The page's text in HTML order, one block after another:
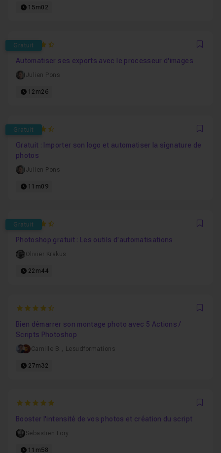
15m02
Gratuit
4.6666666666667
Automatiser ses exports avec le processeur d'images
Julien Pons
12m26
Gratuit
4.75
Gratuit : Importer son logo et automatiser la signature de
photos
Julien Pons
11m09
Gratuit
4.3571428571429
Photoshop gratuit : Les outils d'automatisations
Olivier Krakus
22m44
4.9
Bien démarrer son montage photo avec 5 Actions /
Scripts Photoshop
Camille B. , Lesudformations
27m32
5
Booster l'intensité de vos photos et création du script
Sebastien Lory
11m58